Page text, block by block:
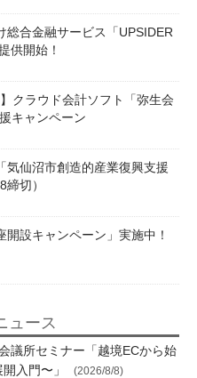
総合金融サービス「UPSIDER
供開始！
クラウド会計ソフト「弥生会
キャンペーン
気仙沼市創造的産業復興支援
切）
設キャンペーン」実施中！
ュース
議所セミナー「越境ECから始
入門〜」
(2026/8/8)